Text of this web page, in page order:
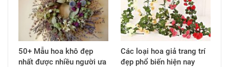
50+ Mẫu hoa khô đẹp
nhất được nhiều người ưa
Các loại hoa giả trang trí
đẹp phổ biến hiện nay